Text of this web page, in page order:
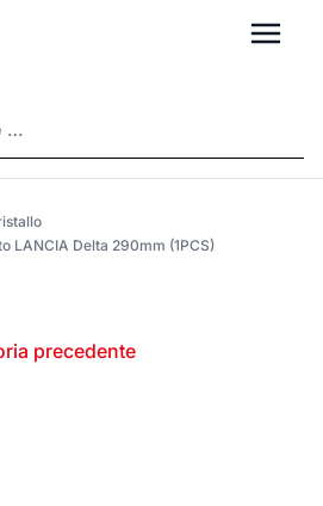
LANCIA Delta 290mm (1PCS)
precedente